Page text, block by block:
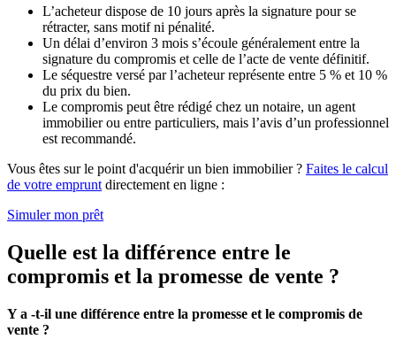
L’acheteur dispose de 10 jours après la signature pour se
rétracter, sans motif ni pénalité.
Un délai d’environ 3 mois s’écoule généralement entre la
signature du compromis et celle de l’acte de vente définitif.
Le séquestre versé par l’acheteur représente entre 5 % et 10 %
du prix du bien.
Le compromis peut être rédigé chez un notaire, un agent
immobilier ou entre particuliers, mais l’avis d’un professionnel
est recommandé.
Vous êtes sur le point d'acquérir un bien immobilier ? Faites le calcul
de votre emprunt directement en ligne :
Simuler mon prêt
Quelle est la différence entre le
compromis et la promesse de vente ?
Y a -t-il une différence entre la promesse et le compromis de
vente ?